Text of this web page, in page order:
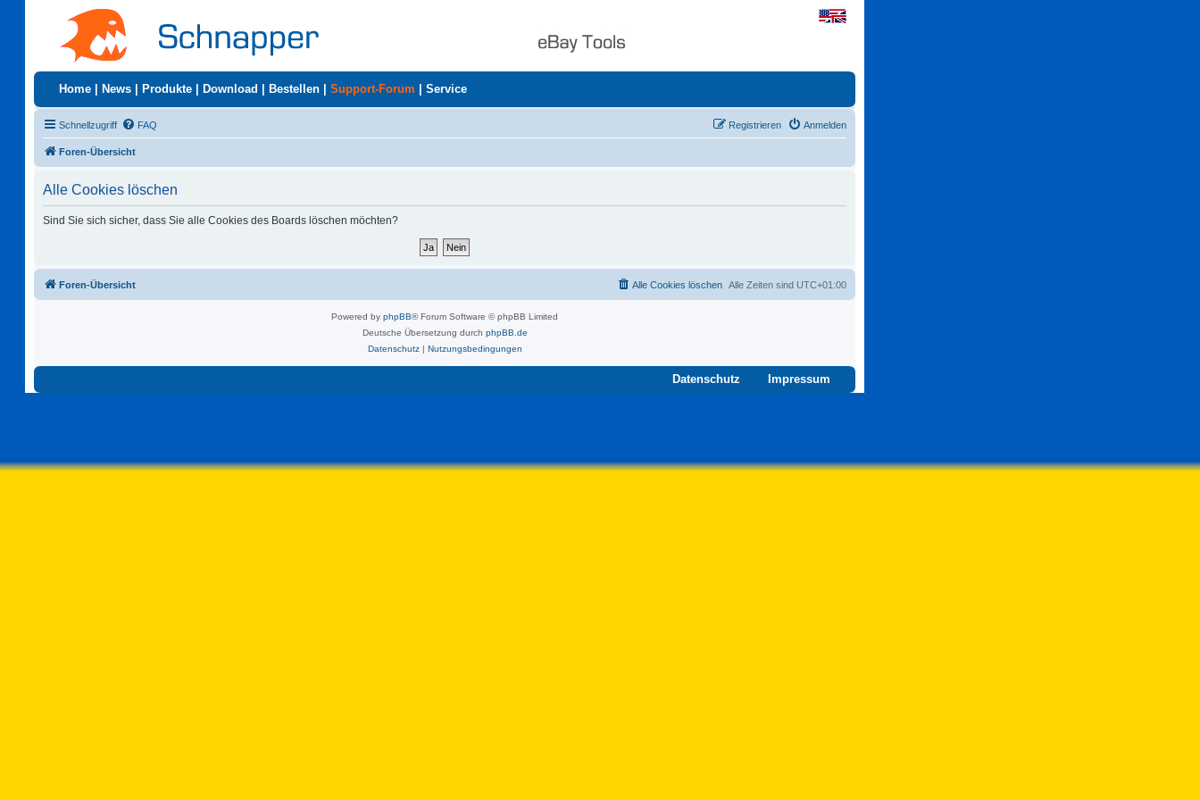
Home News Produkte Download Bestellen Support-Forum Service
Schnellzugriff FAQ Anmelden
Registrieren
Foren-Übersicht
Alle Cookies löschen
Sind Sie sich sicher, dass Sie alle Cookies des Boards löschen möchten?
Foren-Übersicht Alle Zeiten sind UTC+01:00
Alle Cookies löschen
Powered by phpBB® Forum Software © phpBB Limited
Deutsche Übersetzung durch phpBB.de
Datenschutz| Nutzungsbedingungen
Datenschutz Impressum